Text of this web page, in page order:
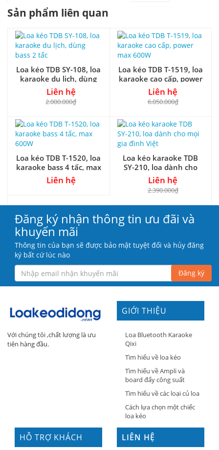
Sản phẩm liên quan
Loa kéo TDB SY-108, loa
karaoke du lịch, dùng
bass 2 tấc
Liên hệ
2.000.000₫
Loa kéo TDB T-1519, loa
karaoke cao cấp, power
max 600W
Liên hệ
6.050.000₫
Loa kéo TDB T-1520, loa
karaoke bass 4 tấc, max
600W
Liên hệ
Loa kéo karaoke TDB
SY-210, loa dành cho
mọi gia đình Việt
Liên hệ
2.390.000₫
Đăng ký nhận thông tin ưu đãi và
khuyến mãi
Thông tin của bạn sẽ được bảo mật tuyệt đối và hủy đăng
ký bất cứ lúc nào
Đăng ký
Với chúng tôi ,chất lượng là ưu
tiên hàng đầu.
GIỚI THIỆU
Loa Bluetooth Karaoke
Qixi
Tìm hiểu về loa kéo
Tìm hiểu về Ampli và
board đẩy công suất
Tìm hiểu về các loại củ loa
Cách lựa chọn một chiếc
loa kéo
HỖ TRỢ KHÁCH
LIÊN HỆ